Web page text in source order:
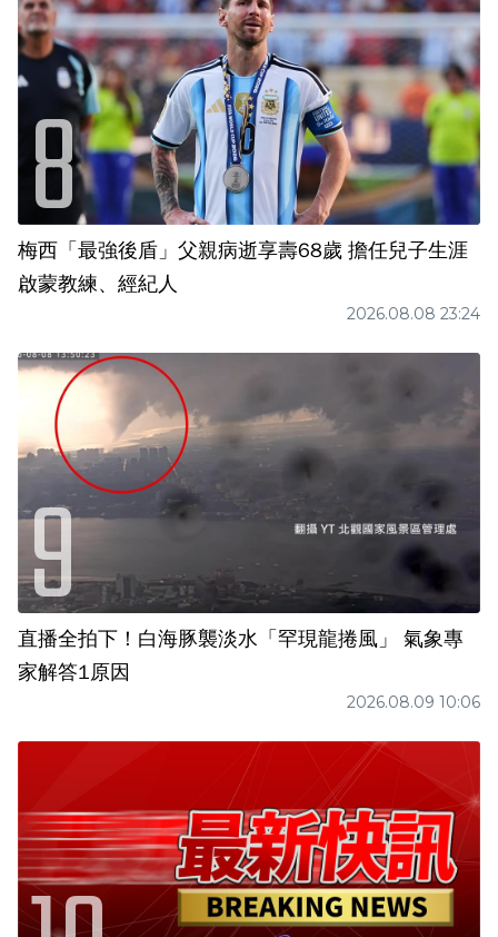
梅西「最強後盾」父親病逝享壽68歲 擔任兒子生涯
啟蒙教練、經紀人
2026.08.08 23:24
直播全拍下！白海豚襲淡水「罕現龍捲風」 氣象專
家解答1原因
2026.08.09 10:06